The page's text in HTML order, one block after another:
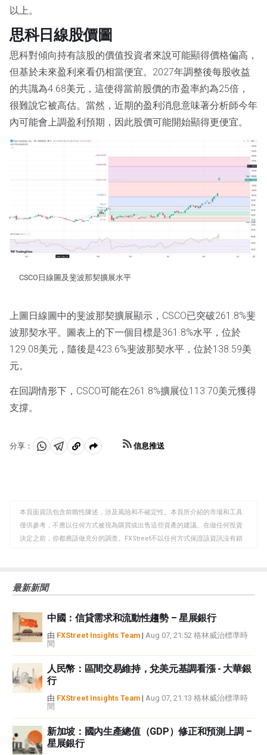
以上。
思科日線股價圖
思科對傾向持有該股的價值投資者來說可能顯得價格偏高，
但基於未來盈利來看仍相當便宜。2027年調整後每股收益
的共識為4.68美元，這使得當前股價的市盈率約為25倍，
很難說它被高估。當然，近期的盈利消息意味著分析師今年
內可能會上調盈利預期，因此股價可能開始顯得更便宜。
CSCO日線圖及斐波那契擴展水平
上圖日線圖中的斐波那契擴展顯示，CSCO已突破261.8%斐
波那契水平。圖表上的下一個目標是361.8%水平，位於
129.08美元，隨後是423.6%斐波那契水平，位於138.59美
元。
在回調情形下，CSCO可能在261.8%擴展位113.70美元獲得
支撐。
分享：
分 分 複
板
信息推送
本頁面資訊包含前瞻性陳述，涉及風險和不確定性。本頁所介紹的市場和工具
僅供參考，不應以任何方式被視為購買或出售這些資產的建議。在做任何投資
決定之前，你都應該做充分的調查。FXStreet不以任何方式保證該資訊沒有錯
觀點，並不代表FXStreet或其廣告商的官方政策或立場。作者不對本頁連結的
如果文章正文中沒有明確提到，在撰寫本文時，作者在本文中提到的任何股票
中都沒有頭寸，也沒有與文中提到的任何公司有業務關係。除了FXStreet，作
者沒有收到撰寫這篇文章的報酬。
FXStreet和作者不提供個性化的建議。作者對該資訊的準確性、完整性或適用
性不作任何陳述。FXStreet和作者將不承擔任何錯誤，遺漏或任何損失，傷害
或損害由此資訊及其顯示或使用引起的。錯誤和遺漏除外。本文作者和
FXStreet並非註冊投資顧問，本文內容無意提供任何投資建議。
最新新聞
中國：信貸需求和流動性趨勢 – 星展銀行
由 FXStreet Insights Team | Aug 07, 21:52 格林威治標準時
間
人民幣：區間交易維持，兌美元基調看漲 - 大華銀
行
由 FXStreet Insights Team | Aug 07, 21:13 格林威治標準時
間
新加坡：國內生產總值（GDP）修正和預測上調 –
星展銀行